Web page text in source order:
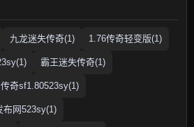
九龙迷失传奇(1) 1.76传奇轻变版(1)
霸王迷失传奇(1)
传奇sf1.80523sy(1)
布网523sy(1)